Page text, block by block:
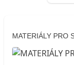
MATERIÁLY PRO